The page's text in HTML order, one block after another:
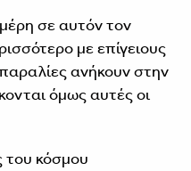
σε αυτόν τον
με επίγειους
ανήκουν στην
όμως αυτές οι
του κόσμου